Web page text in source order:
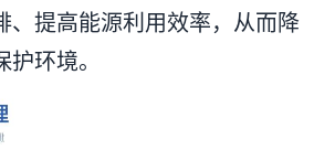
、提高能源利用效率，从而降
环境。